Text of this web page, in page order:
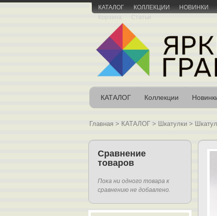
КАТАЛОГ КОЛЛЕКЦИИ НОВИНКИ
Корзина
Статьи
КАТАЛОГ Коллекции
Главная > КАТАЛОГ > Шкатулки >
Сравнение
товаров
Пока ни одного товара к
сравнению не добавлено.